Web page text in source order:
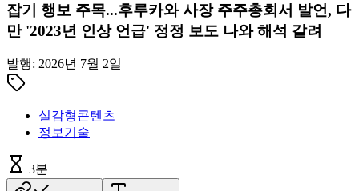
잡기 행보 주목...후루카와 사장 주주총회서 발언, 다
만 '2023년 인상 언급' 정정 보도 나와 해석 갈려
발행: 2026년 7월 2일
실감형콘텐츠
정보기술
3분